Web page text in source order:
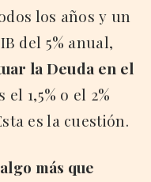
los años y un
del 5% anual,
la Deuda en el
el 1,5% o el 2%
es la cuestión.
más que